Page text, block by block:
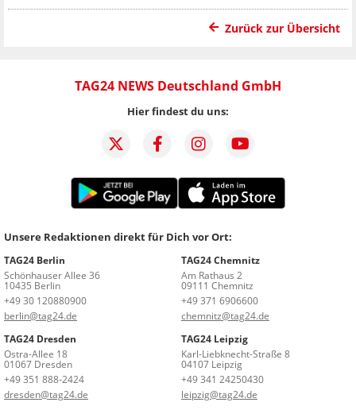
Zurück zur Übersicht
TAG24 NEWS Deutschland GmbH
Hier findest du uns:
Unsere Redaktionen direkt für Dich vor Ort:
TAG24 Berlin
Schönhauser Allee 36
10435 Berlin
+49 30 120880900
berlin@tag24.de
TAG24 Chemnitz
Am Rathaus 2
09111 Chemnitz
+49 371 6906600
chemnitz@tag24.de
TAG24 Dresden
Ostra-Allee 18
01067 Dresden
+49 351 888-2424
dresden@tag24.de
TAG24 Leipzig
Karl-Liebknecht-Straße 8
04107 Leipzig
+49 341 24250430
leipzig@tag24.de